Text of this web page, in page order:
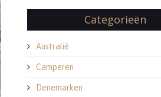
Categorieën
Australië
Camperen
Denemarken